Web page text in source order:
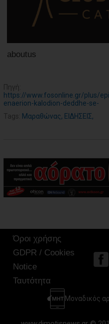
aboutus
Πηγή:
https://www.fosonline.gr/plus/
enaerion-kalodion-deddhe-se-
Tags: Μαραθώνας, ΕΙΔΗΣΕΙΣ,
Όροι χρήσης
GDPR / Cookies
Notice
Ταυτότητα
Μοναδικός